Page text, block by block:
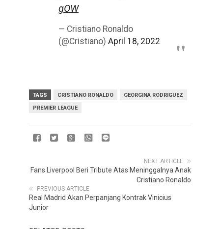
gOW
— Cristiano Ronaldo
(@Cristiano) April 18, 2022
TAGS CRISTIANO RONALDO
GEORGINA RODRIGUEZ
PREMIER LEAGUE
NEXT ARTICLE
Fans Liverpool Beri Tribute Atas Meninggalnya Anak
Cristiano Ronaldo
PREVIOUS ARTICLE
Real Madrid Akan Perpanjang Kontrak Vinicius
Junior